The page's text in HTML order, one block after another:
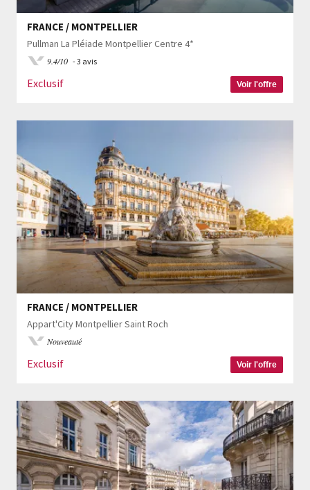
FRANCE / MONTPELLIER
Pullman La Pléiade Montpellier Centre 4*
9.4/10 - 3 avis
Exclusif Voir l'offre
FRANCE / MONTPELLIER
Appart'City Montpellier Saint Roch
Nouveauté
Exclusif Voir l'offre